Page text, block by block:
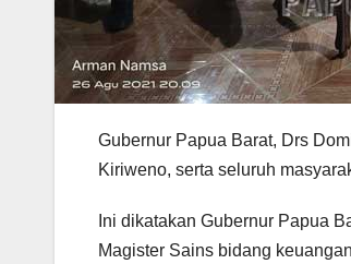
Gubernur Papua Barat, Drs
Kiriweno, serta seluruh
Ini dikatakan Gubernur Papua
Magister Sains bidang